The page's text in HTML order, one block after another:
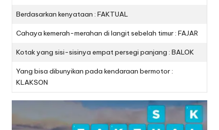
Berdasarkan kenyataan : FAKTUAL
Cahaya kemerah-merahan di langit sebelah timur : FAJAR
Kotak yang sisi-sisinya empat persegi panjang : BALOK
Yang bisa dibunyikan pada kendaraan bermotor :
KLAKSON